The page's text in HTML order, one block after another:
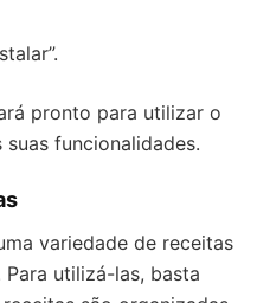
pronto para utilizar o
funcionalidades.
variedade de receitas
utilizá-las, basta